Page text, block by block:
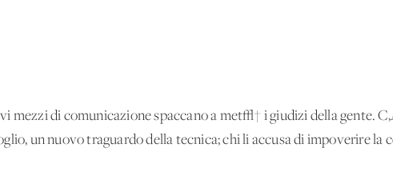
mezzi di comunicazione spaccano a met√† i giudizi della gente.
un nuovo traguardo della tecnica; chi li accusa di impoverire la